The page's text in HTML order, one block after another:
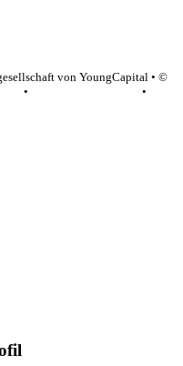
von YoungCapital • ©
•
•